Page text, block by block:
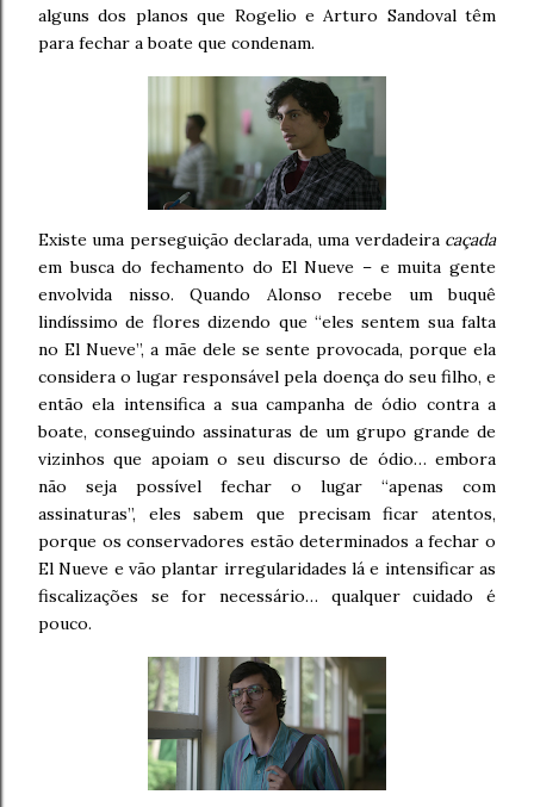
alguns dos planos que Rogelio e Arturo Sandoval têm
para fechar a boate que condenam.
Existe uma perseguição declarada, uma verdadeira caçada
em busca do fechamento do El Nueve – e muita gente
envolvida nisso. Quando Alonso recebe um buquê
lindíssimo de flores dizendo que “eles sentem sua falta
no El Nueve”, a mãe dele se sente provocada, porque ela
considera o lugar responsável pela doença do seu filho, e
então ela intensifica a sua campanha de ódio contra a
boate, conseguindo assinaturas de um grupo grande de
vizinhos que apoiam o seu discurso de ódio… embora
não seja possível fechar o lugar “apenas com
assinaturas”, eles sabem que precisam ficar atentos,
porque os conservadores estão determinados a fechar o
El Nueve e vão plantar irregularidades lá e intensificar as
fiscalizações se for necessário… qualquer cuidado é
pouco.